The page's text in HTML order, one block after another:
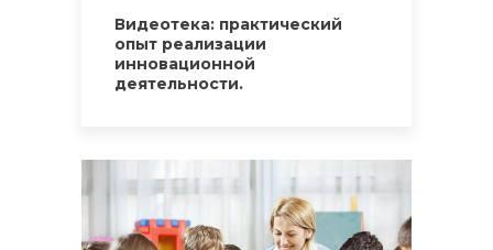
Видеотека: практический
опыт реализации
инновационной
деятельности.